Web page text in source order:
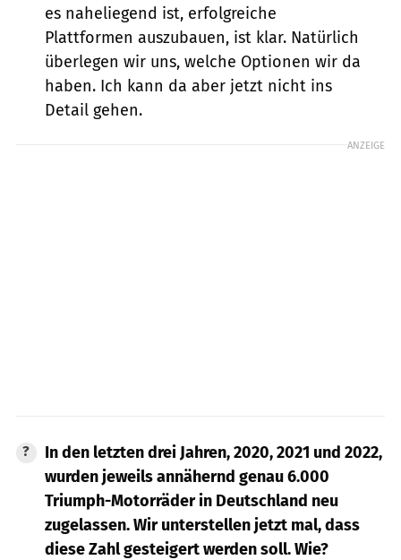
es naheliegend ist, erfolgreiche
Plattformen auszubauen, ist klar. Natürlich
überlegen wir uns, welche Optionen wir da
haben. Ich kann da aber jetzt nicht ins
Detail gehen.
ANZEIGE
In den letzten drei Jahren, 2020, 2021 und 2022,
wurden jeweils annähernd genau 6.000
Triumph-Motorräder in Deutschland neu
zugelassen. Wir unterstellen jetzt mal, dass
diese Zahl gesteigert werden soll. Wie?